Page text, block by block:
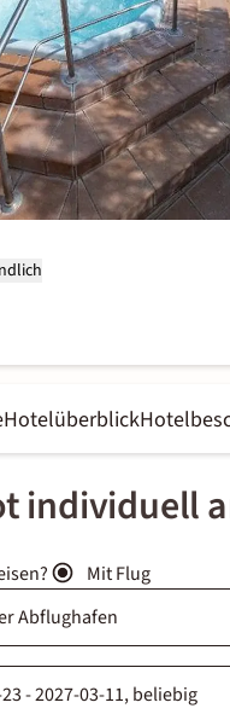
Hotelüberblick
individuell
Mit Flug